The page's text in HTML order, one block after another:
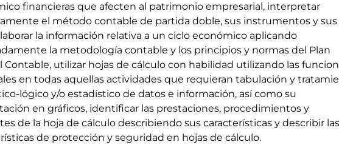
financieras que afecten al patrimonio empresarial, interpretar
el método contable de partida doble, sus instrumentos y sus
la información relativa a un ciclo económico aplicando
la metodología contable y los principios y normas del Plan
Contable, utilizar hojas de cálculo con habilidad utilizando las
en todas aquellas actividades que requieran tabulación y
lógico y/o estadístico de datos e información, así como su
en gráficos, identificar las prestaciones, procedimientos y
de la hoja de cálculo describiendo sus características y describir las
de protección y seguridad en hojas de cálculo.